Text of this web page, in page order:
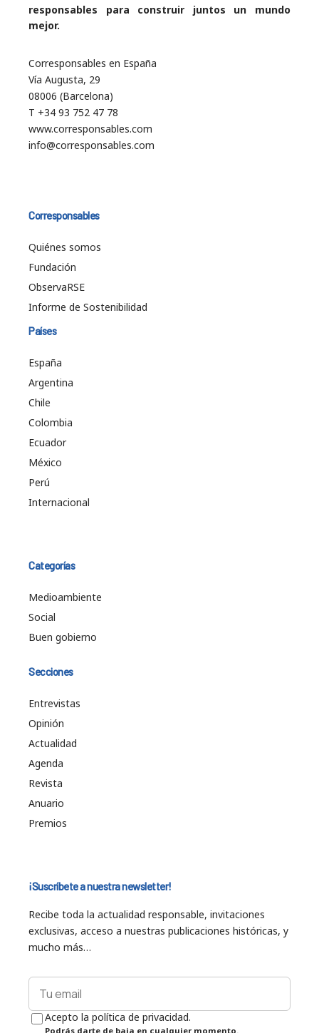
responsables para construir juntos un mundo
mejor.
Corresponsables en España
Vía Augusta, 29
08006 (Barcelona)
T +34 93 752 47 78
www.corresponsables.com
info@corresponsables.com
Corresponsables
Quiénes somos
Fundación
ObservaRSE
Informe de Sostenibilidad
Países
España
Argentina
Chile
Colombia
Ecuador
México
Perú
Internacional
Categorías
Medioambiente
Social
Buen gobierno
Secciones
Entrevistas
Opinión
Actualidad
Agenda
Revista
Anuario
Premios
¡Suscríbete a nuestra newsletter!
Recibe toda la actualidad responsable, invitaciones
exclusivas, acceso a nuestras publicaciones históricas, y
mucho más…
Acepto la política de privacidad.
Podrás darte de baja en cualquier momento.